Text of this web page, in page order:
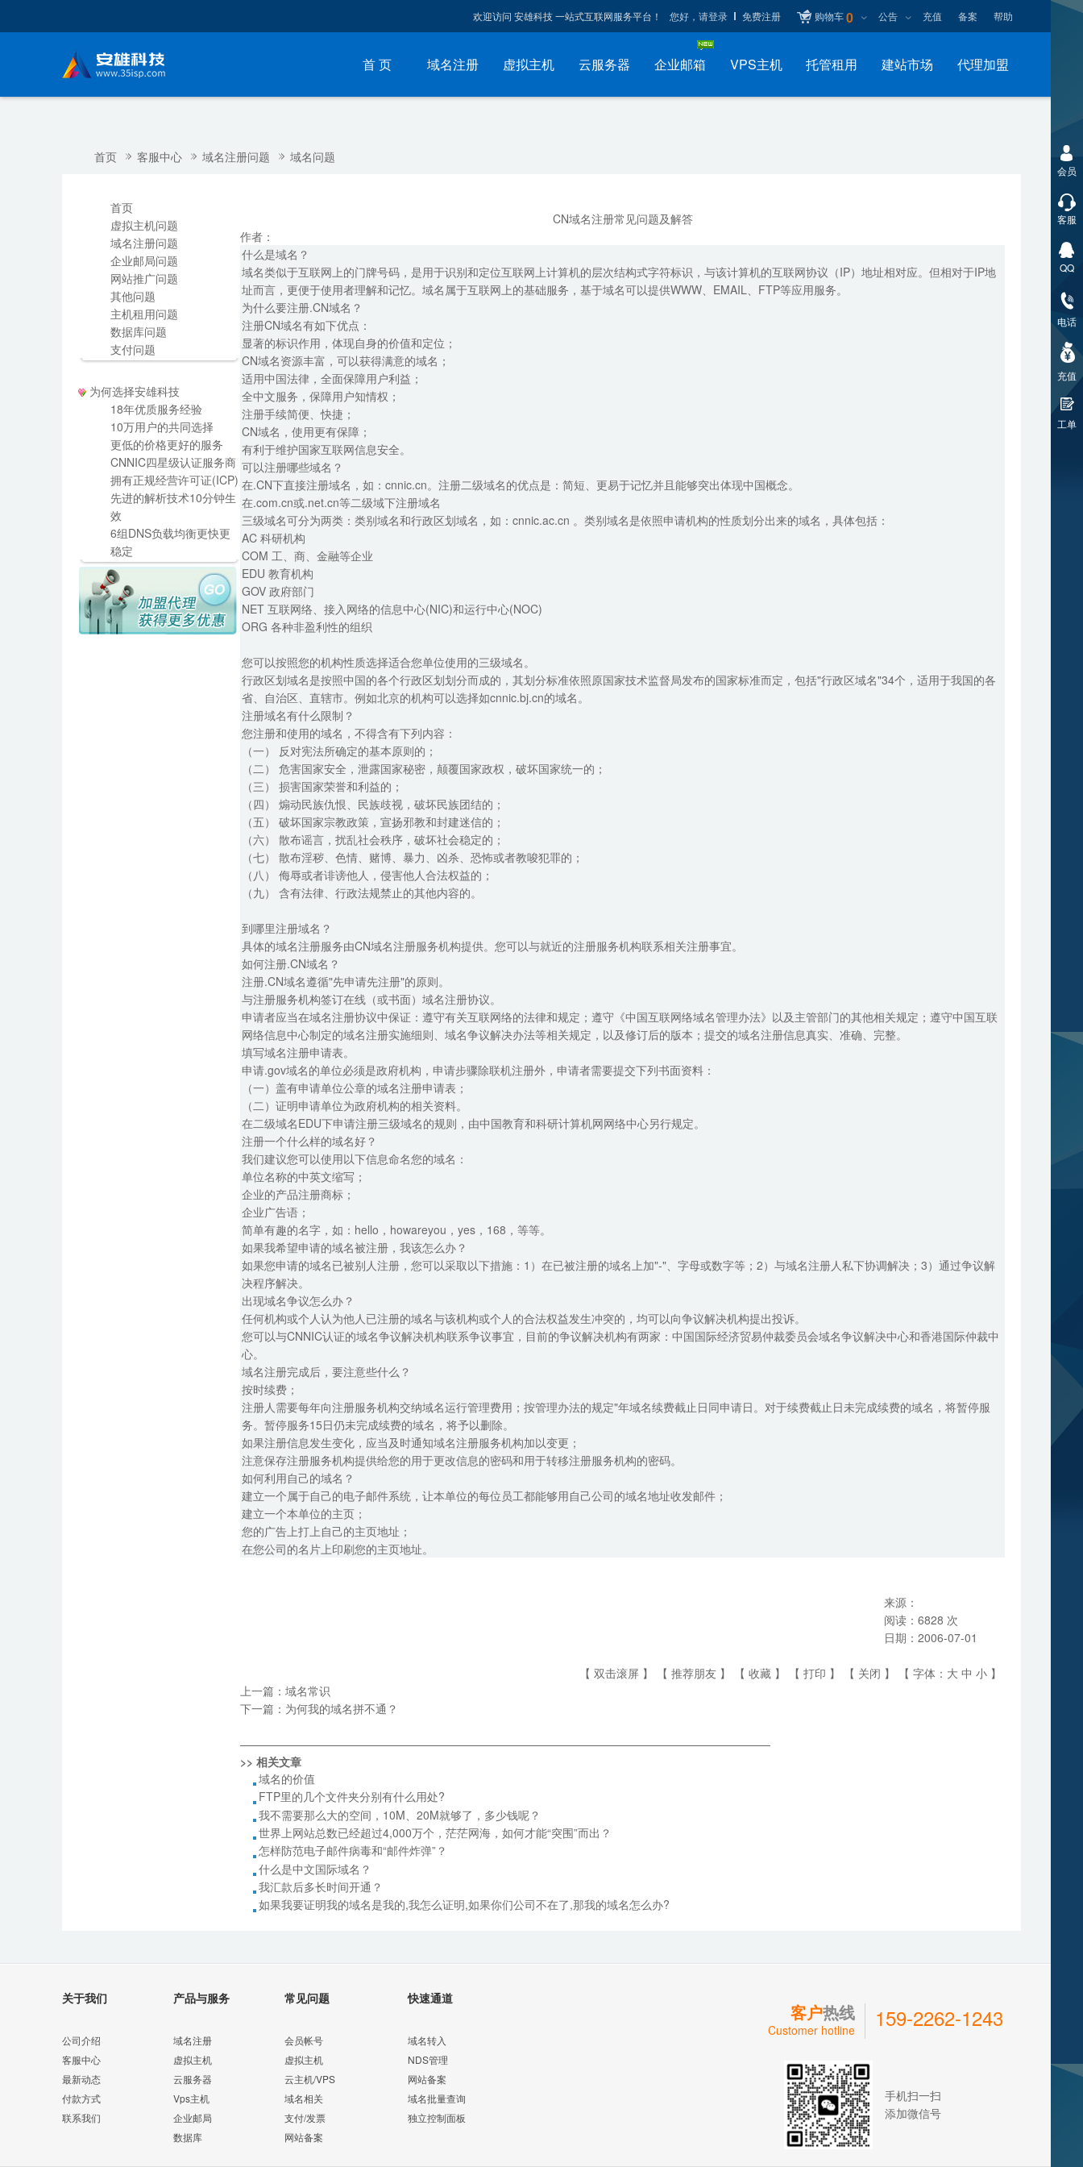
您好，请登录 免费注册 购物车0 公告 充值 备案 帮助
欢迎访问 安雄科技 一站式互联网服务平台！
首 页 域名注册 虚拟主机 云服务器 企业邮箱 VPS主机 托管租用 建站市场 代理加盟
首页 客服中心 域名注册问题 域名问题
首页
虚拟主机问题
域名注册问题
企业邮局问题
网站推广问题
其他问题
主机租用问题
数据库问题
支付问题
为何选择安雄科技
18年优质服务经验
10万用户的共同选择
更低的价格更好的服务
CNNIC四星级认证服务商
拥有正规经营许可证(ICP)
先进的解析技术10分钟生
效
6组DNS负载均衡更快更
稳定
CN域名注册常见问题及解答
作者：
什么是域名？
域名类似于互联网上的门牌号码，是用于识别和定位互联网上计算机的层次结构式字符标识，与该计算机的互联网协议（IP）地址相对应。但相对于IP地
址而言，更便于使用者理解和记忆。域名属于互联网上的基础服务，基于域名可以提供WWW、EMAIL、FTP等应用服务。
为什么要注册.CN域名？
注册CN域名有如下优点：
显著的标识作用，体现自身的价值和定位；
CN域名资源丰富，可以获得满意的域名；
适用中国法律，全面保障用户利益；
全中文服务，保障用户知情权；
注册手续简便、快捷；
CN域名，使用更有保障；
有利于维护国家互联网信息安全。
可以注册哪些域名？
在.CN下直接注册域名，如：cnnic.cn。注册二级域名的优点是：简短、更易于记忆并且能够突出体现中国概念。
在.com.cn或.net.cn等二级域下注册域名
三级域名可分为两类：类别域名和行政区划域名，如：cnnic.ac.cn 。类别域名是依照申请机构的性质划分出来的域名，具体包括：
AC 科研机构
COM 工、商、金融等企业
EDU 教育机构
GOV 政府部门
NET 互联网络、接入网络的信息中心(NIC)和运行中心(NOC)
ORG 各种非盈利性的组织
您可以按照您的机构性质选择适合您单位使用的三级域名。
行政区划域名是按照中国的各个行政区划划分而成的，其划分标准依照原国家技术监督局发布的国家标准而定，包括"行政区域名"34个，适用于我国的各
省、自治区、直辖市。例如北京的机构可以选择如cnnic.bj.cn的域名。
注册域名有什么限制？
您注册和使用的域名，不得含有下列内容：
（一） 反对宪法所确定的基本原则的；
（二） 危害国家安全，泄露国家秘密，颠覆国家政权，破坏国家统一的；
（三） 损害国家荣誉和利益的；
（四） 煽动民族仇恨、民族歧视，破坏民族团结的；
（五） 破坏国家宗教政策，宣扬邪教和封建迷信的；
（六） 散布谣言，扰乱社会秩序，破坏社会稳定的；
（七） 散布淫秽、色情、赌博、暴力、凶杀、恐怖或者教唆犯罪的；
（八） 侮辱或者诽谤他人，侵害他人合法权益的；
（九） 含有法律、行政法规禁止的其他内容的。
到哪里注册域名？
具体的域名注册服务由CN域名注册服务机构提供。您可以与就近的注册服务机构联系相关注册事宜。
如何注册.CN域名？
注册.CN域名遵循"先申请先注册"的原则。
与注册服务机构签订在线（或书面）域名注册协议。
申请者应当在域名注册协议中保证：遵守有关互联网络的法律和规定；遵守《中国互联网络域名管理办法》以及主管部门的其他相关规定；遵守中国互联
网络信息中心制定的域名注册实施细则、域名争议解决办法等相关规定，以及修订后的版本；提交的域名注册信息真实、准确、完整。
填写域名注册申请表。
申请.gov域名的单位必须是政府机构，申请步骤除联机注册外，申请者需要提交下列书面资料：
（一）盖有申请单位公章的域名注册申请表；
（二）证明申请单位为政府机构的相关资料。
在二级域名EDU下申请注册三级域名的规则，由中国教育和科研计算机网网络中心另行规定。
注册一个什么样的域名好？
我们建议您可以使用以下信息命名您的域名：
单位名称的中英文缩写；
企业的产品注册商标；
企业广告语；
简单有趣的名字，如：hello，howareyou，yes，168，等等。
如果我希望申请的域名被注册，我该怎么办？
如果您申请的域名已被别人注册，您可以采取以下措施：1）在已被注册的域名上加"-"、字母或数字等；2）与域名注册人私下协调解决；3）通过争议解
决程序解决。
出现域名争议怎么办？
任何机构或个人认为他人已注册的域名与该机构或个人的合法权益发生冲突的，均可以向争议解决机构提出投诉。
您可以与CNNIC认证的域名争议解决机构联系争议事宜，目前的争议解决机构有两家：中国国际经济贸易仲裁委员会域名争议解决中心和香港国际仲裁中
心。
域名注册完成后，要注意些什么？
按时续费；
注册人需要每年向注册服务机构交纳域名运行管理费用；按管理办法的规定"年域名续费截止日同申请日。对于续费截止日未完成续费的域名，将暂停服
务。暂停服务15日仍未完成续费的域名，将予以删除。
如果注册信息发生变化，应当及时通知域名注册服务机构加以变更；
注意保存注册服务机构提供给您的用于更改信息的密码和用于转移注册服务机构的密码。
如何利用自己的域名？
建立一个属于自己的电子邮件系统，让本单位的每位员工都能够用自己公司的域名地址收发邮件；
建立一个本单位的主页；
您的广告上打上自己的主页地址；
在您公司的名片上印刷您的主页地址。
来源：
阅读： 6828 次
日期： 2006-07-01
【 双击滚屏 】 【 推荐朋友 】 【 收藏 】 【 打印 】 【 关闭 】 【 字体： 大 中 小 】
上一篇： 域名常识
下一篇： 为何我的域名拼不通？
———————————————————————————————————————————————
>> 相关文章
域名的价值
FTP里的几个文件夹分别有什么用处?
我不需要那么大的空间，10M、20M就够了，多少钱呢？
世界上网站总数已经超过4,000万个，茫茫网海，如何才能“突围”而出？
怎样防范电子邮件病毒和“邮件炸弹”？
什么是中文国际域名？
我汇款后多长时间开通？
如果我要证明我的域名是我的,我怎么证明,如果你们公司不在了,那我的域名怎么办?
关于我们
公司介绍
客服中心
最新动态
付款方式
联系我们
产品与服务
域名注册
虚拟主机
云服务器
Vps主机
企业邮局
数据库
常见问题
会员帐号
虚拟主机
云主机/VPS
域名相关
支付/发票
网站备案
快速通道
域名转入
NDS管理
网站备案
域名批量查询
独立控制面板
客户热线
Customer hotline 159-2262-1243
手机扫一扫
添加微信号
会员
客服
QQ
电话
充值
工单